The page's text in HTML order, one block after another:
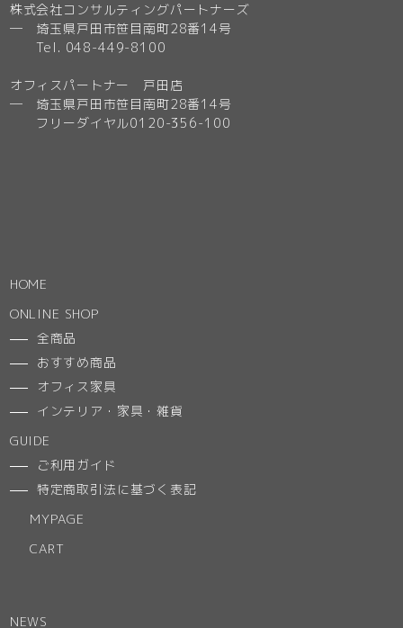
株式会社コンサルティングパートナーズ
─ 埼玉県戸田市笹目南町28番14号
Tel. 048-449-8100
オフィスパートナー 戸田店
─ 埼玉県戸田市笹目南町28番14号
フリーダイヤル0120-356-100
HOME
ONLINE SHOP
全商品
おすすめ商品
オフィス家具
インテリア・家具・雑貨
GUIDE
ご利用ガイド
特定商取引法に基づく表記
MYPAGE
CART
NEWS